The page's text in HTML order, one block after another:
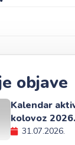
objave
Kalendar
kolovoz 2026.
31.07.2026.